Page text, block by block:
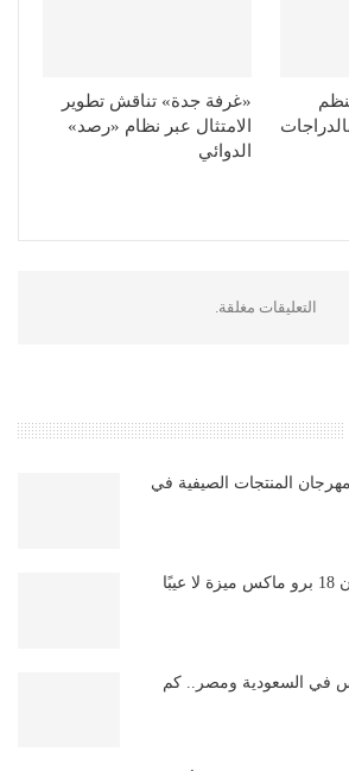
«غرفة جدة» تناقش تطوير
الامتثال عبر نظام «رصد»
الدوائي
التعليقات مغلقة.
المنتجات الصيفية في
في السعودية ومصر.. كم